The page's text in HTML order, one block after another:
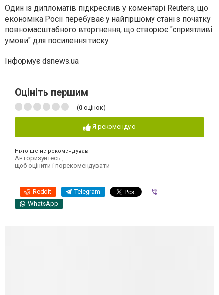
Один із дипломатів підкреслив у коментарі Reuters, що
економіка Росії перебуває у найгіршому стані з початку
повномасштабного вторгнення, що створює "сприятливі
умови" для посилення тиску.
Інформує dsnews.ua
Оцініть першим
(0 оцінок)
Я рекомендую
Ніхто ще не рекомендував
Авторизуйтесь ,
щоб оцінити і порекомендувати
Reddit Telegram
WhatsApp